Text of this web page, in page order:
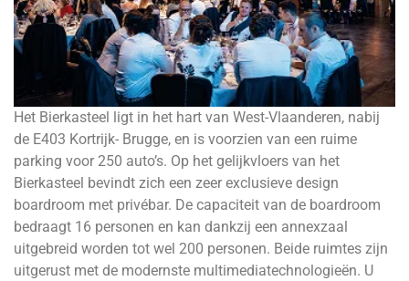
Het Bierkasteel ligt in het hart van West-Vlaanderen, nabij
de E403 Kortrijk- Brugge, en is voorzien van een ruime
parking voor 250 auto’s. Op het gelijkvloers van het
Bierkasteel bevindt zich een zeer exclusieve design
boardroom met privébar. De capaciteit van de boardroom
bedraagt 16 personen en kan dankzij een annexzaal
uitgebreid worden tot wel 200 personen. Beide ruimtes zijn
uitgerust met de modernste multimediatechnologieën. U